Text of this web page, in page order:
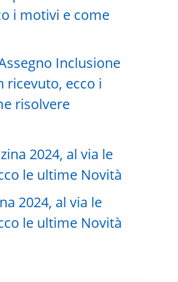
Inclusione
ricevuto, ecco i
risolvere
2024, al via le
le ultime Novità